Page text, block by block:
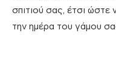
σπιτιού σας, έτσι ώστε
την ημέρα του γάμου